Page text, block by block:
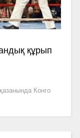
құрып
Конго